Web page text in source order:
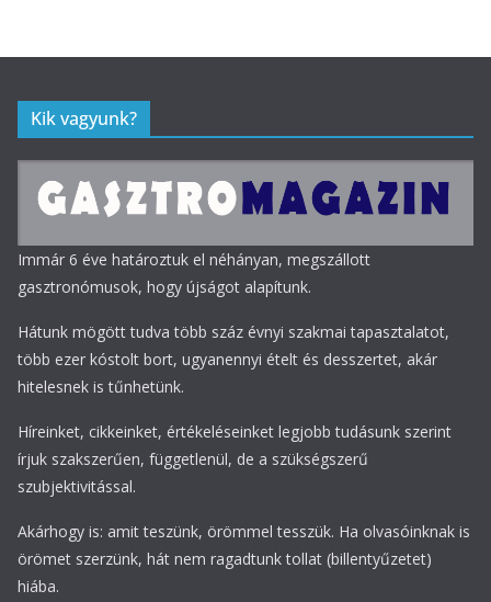
Kik vagyunk?
Immár 6 éve határoztuk el néhányan, megszállott
gasztronómusok, hogy újságot alapítunk.
Hátunk mögött tudva több száz évnyi szakmai tapasztalatot,
több ezer kóstolt bort, ugyanennyi ételt és desszertet, akár
hitelesnek is tűnhetünk.
Híreinket, cikkeinket, értékeléseinket legjobb tudásunk szerint
írjuk szakszerűen, függetlenül, de a szükségszerű
szubjektivitással.
Akárhogy is: amit teszünk, örömmel tesszük. Ha olvasóinknak is
örömet szerzünk, hát nem ragadtunk tollat (billentyűzetet)
hiába.